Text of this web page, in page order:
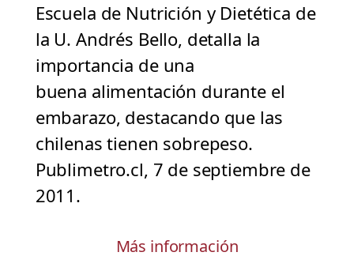
Escuela de Nutrición y Dietética de
la U. Andrés Bello, detalla la
importancia de una
buena alimentación durante el
embarazo, destacando que las
chilenas tienen sobrepeso.
Publimetro.cl, 7 de septiembre de
2011.
Más información